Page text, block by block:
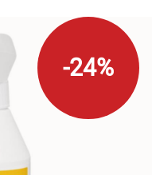
-24%